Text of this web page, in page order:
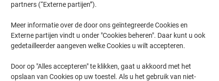
BEST
PRICE
Eigen
partners (“Externe partijen”).
Meer informatie over de door ons geïntegreerde Cookies en
Externe partijen vindt u onder "Cookies beheren". Daar kunt u ook
gedetailleerder aangeven welke Cookies u wilt accepteren.
Door op "Alles accepteren" te klikken, gaat u akkoord met het
opslaan van Cookies op uw toestel. Als u het gebruik van niet-